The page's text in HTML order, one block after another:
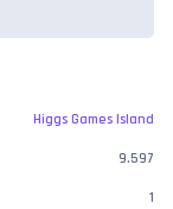
Higgs Games Island
9.597
1